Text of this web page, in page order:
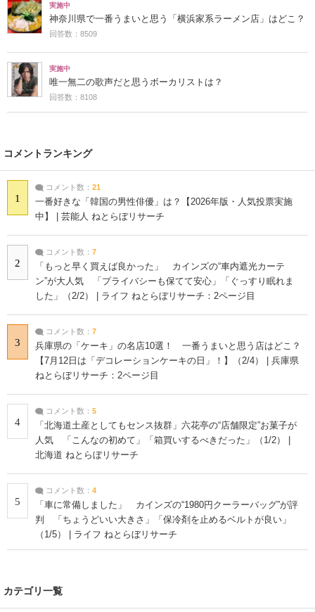
実施中
神奈川県で一番うまいと思う「横浜家系ラーメン店」はどこ？
回答数：8509
実施中
唯一無二の歌声だと思うボーカリストは？
回答数：8108
コメントランキング
1
コメント数： 21
一番好きな「韓国の男性俳優」は？【2026年版・人気投票実施
中】 | 芸能人 ねとらぼリサーチ
2
コメント数： 7
「もっと早く買えば良かった」 カインズの“車内遮光カーテ
ン”が大人気 「プライバシーも保てて安心」「ぐっすり眠れま
した」（2/2） | ライフ ねとらぼリサーチ：2ページ目
3
コメント数： 7
兵庫県の「ケーキ」の名店10選！ 一番うまいと思う店はどこ？
【7月12日は「デコレーションケーキの日」！】（2/4） | 兵庫県
ねとらぼリサーチ：2ページ目
4
コメント数： 5
「北海道土産としてもセンス抜群」六花亭の“店舗限定”お菓子が
人気 「こんなの初めて」「箱買いするべきだった」（1/2） |
北海道 ねとらぼリサーチ
5
コメント数： 4
「車に常備しました」 カインズの“1980円クーラーバッグ”が評
判 「ちょうどいい大きさ」「保冷剤を止めるベルトが良い」
（1/5） | ライフ ねとらぼリサーチ
カテゴリ一覧